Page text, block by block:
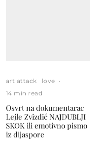
art attack love ·
14 min read
Osvrt na dokumentarac
Lejle Zvizdić NAJDUBLJI
SKOK ili emotivno pismo
iz dijaspore